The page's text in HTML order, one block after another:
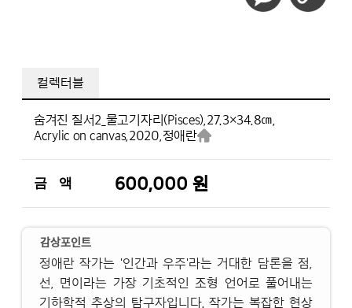
컬렉터블
숨겨진 질서2_물고기자리(Pisces), 27.3×34.8㎝,
Acrylic on canvas, 2020, 정애란
금 액 600,000 원
감상포인트
정애란 작가는 '인간과 우주'라는 거대한 담론을 점,
선, 면이라는 가장 기초적인 조형 언어로 풀어내는
기하학적 추상의 탐구자입니다. 작가는 복잡한 현상